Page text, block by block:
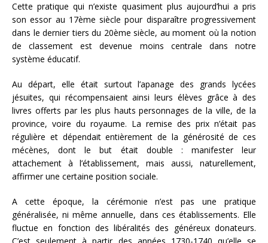
Cette pratique qui n’existe quasiment plus aujourd’hui a pris
son essor au 17ème siècle pour disparaître progressivement
dans le dernier tiers du 20ème siècle, au moment où la notion
de classement est devenue moins centrale dans notre
système éducatif.
Au départ, elle était surtout l’apanage des grands lycées
jésuites, qui récompensaient ainsi leurs élèves grâce à des
livres offerts par les plus hauts personnages de la ville, de la
province, voire du royaume. La remise des prix n’était pas
régulière et dépendait entièrement de la générosité de ces
mécènes, dont le but était double : manifester leur
attachement à l’établissement, mais aussi, naturellement,
affirmer une certaine position sociale.
A cette époque, la cérémonie n’est pas une pratique
généralisée, ni même annuelle, dans ces établissements. Elle
fluctue en fonction des libéralités des généreux donateurs.